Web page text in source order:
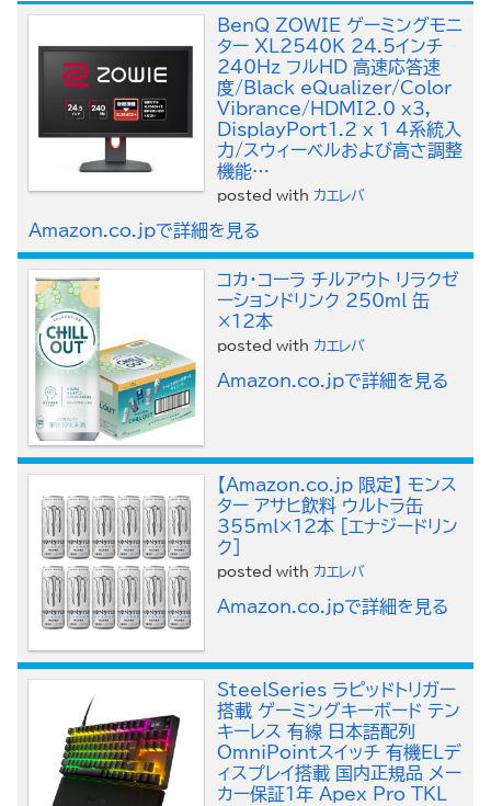
BenQ ZOWIE ゲーミングモニ
ター XL2540K 24.5インチ
240Hz フルHD 高速応答速
度/Black eQualizer/Color
Vibrance/HDMI2.0 x3,
DisplayPort1.2 x 1 4系統入
力/スウィーベルおよび高さ調整
機能…
posted with カエレバ
Amazon.co.jpで詳細を見る
コカ・コーラ チルアウト リラクゼ
ーションドリンク 250ml 缶
×12本
posted with カエレバ
Amazon.co.jpで詳細を見る
【Amazon.co.jp 限定】 モンス
ター アサヒ飲料 ウルトラ缶
355ml×12本 [エナジードリン
ク]
posted with カエレバ
Amazon.co.jpで詳細を見る
SteelSeries ラピッドトリガー
搭載 ゲーミングキーボード テン
キーレス 有線 日本語配列
OmniPointスイッチ 有機ELデ
ィスプレイ搭載 国内正規品 メー
カー保証1年 Apex Pro TKL